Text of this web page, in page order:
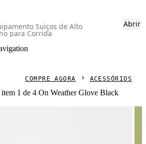
Suiços de Alto
para Corrida
Abrir
COMPRE AGORA ACESSÓRIOS
1 de 4 On Weather Glove Black